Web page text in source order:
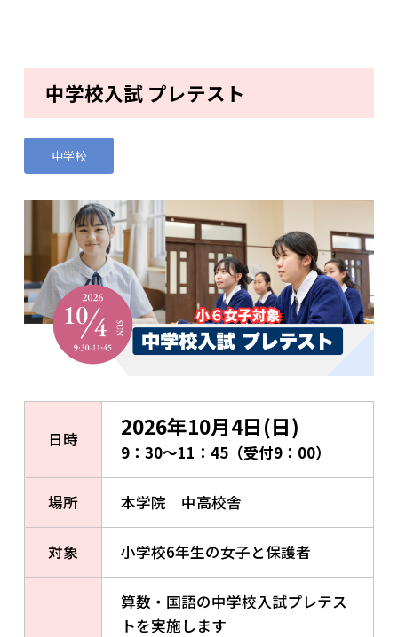
中学校入試 プレテスト
中学校
日時 2026年10月4日(日)
9：30～11：45（受付9：00）
場所 本学院 中高校舎
対象 小学校6年生の女子と保護者
算数・国語の中学校入試プレテス
トを実施します